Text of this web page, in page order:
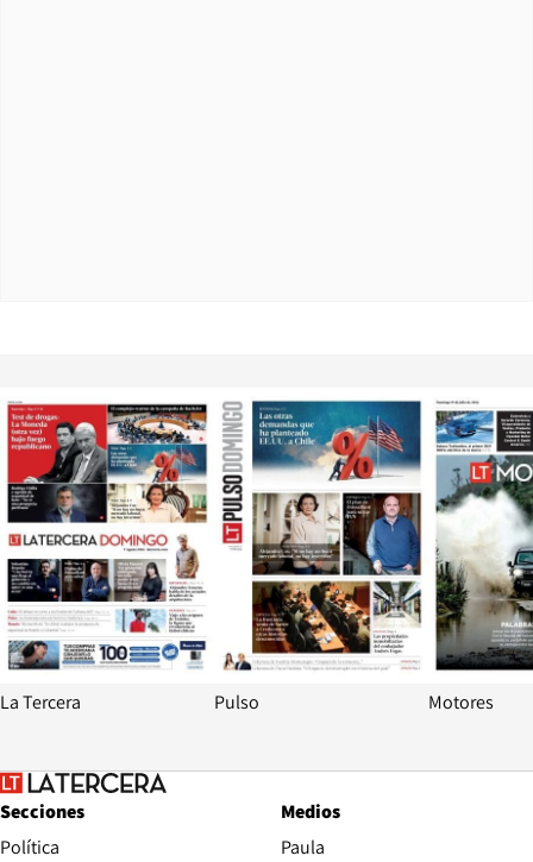
Opens in new window
La Tercera
Opens in
Pulso Motores
Secciones
Política
Medios
Paula